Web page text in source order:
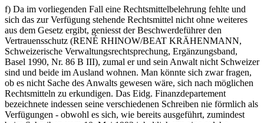
f) Da im vorliegenden Fall eine Rechtsmittelbelehrung fehlte und
sich das zur Verfügung stehende Rechtsmittel nicht ohne weiteres
aus dem Gesetz ergibt, geniesst der Beschwerdeführer den
Vertrauensschutz (RENÉ RHINOW/BEAT KRÄHENMANN,
Schweizerische Verwaltungsrechtsprechung, Ergänzungsband,
Basel 1990, Nr. 86 B III), zumal er und sein Anwalt nicht Schweizer
sind und beide im Ausland wohnen. Man könnte sich zwar fragen,
ob es nicht Sache des Anwalts gewesen wäre, sich nach möglichen
Rechtsmitteln zu erkundigen. Das Eidg. Finanzdepartement
bezeichnete indessen seine verschiedenen Schreiben nie förmlich als
Verfügungen - obwohl es sich, wie bereits ausgeführt, zumindest